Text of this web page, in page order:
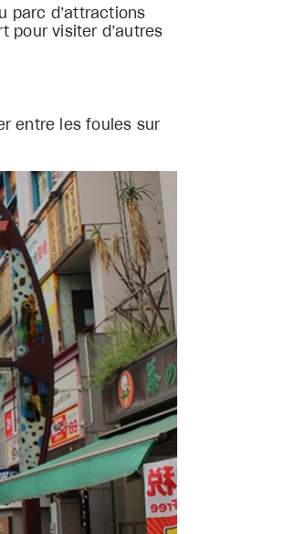
parc d’attractions
pour visiter d’autres
entre les foules sur